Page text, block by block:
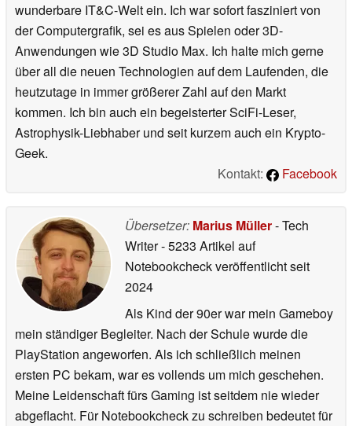
wunderbare IT&C-Welt ein. Ich war sofort fasziniert von
der Computergrafik, sei es aus Spielen oder 3D-
Anwendungen wie 3D Studio Max. Ich halte mich gerne
über all die neuen Technologien auf dem Laufenden, die
heutzutage in immer größerer Zahl auf den Markt
kommen. Ich bin auch ein begeisterter SciFi-Leser,
Astrophysik-Liebhaber und seit kurzem auch ein Krypto-
Geek.
Kontakt:
Facebook
Übersetzer: Marius Müller- Tech
Writer- 5233 Artikel auf
Notebookcheck veröffentlichtseit
2024
Als Kind der 90er war mein Gameboy
mein ständiger Begleiter. Nach der Schule wurde die
PlayStation angeworfen. Als ich schließlich meinen
ersten PC bekam, war es vollends um mich geschehen.
Meine Leidenschaft fürs Gaming ist seitdem nie wieder
abgeflacht. Für Notebookcheck zu schreiben bedeutet für